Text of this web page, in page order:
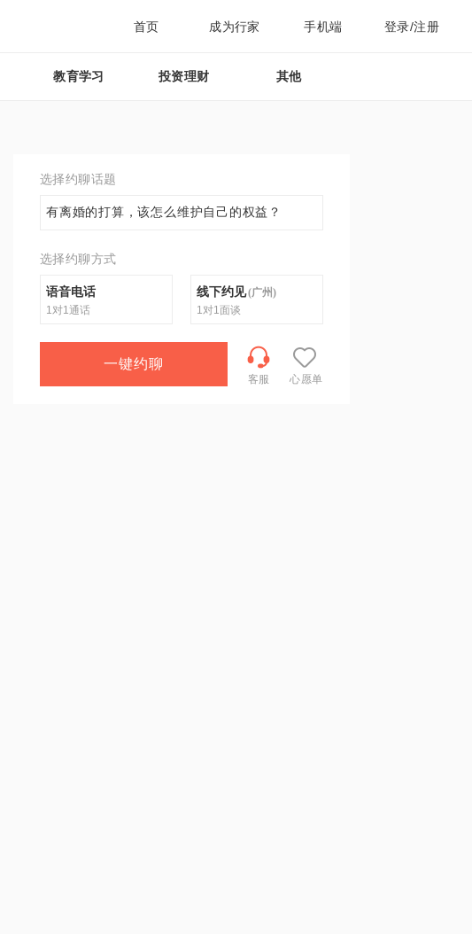
首页 成为行家 手机端 登录/注册
教育学习 投资理财 其他
选择约聊话题
有离婚的打算，该怎么维护自己的权益？
选择约聊方式
语音电话
1对1通话
线下约见(广州)
1对1面谈
一键约聊
客服 心愿单